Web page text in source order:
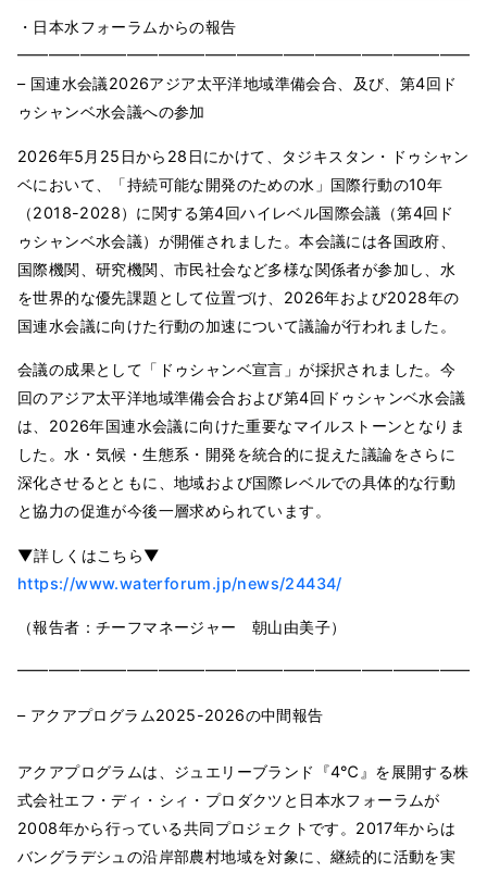
・日本水フォーラムからの報告
– 国連水会議2026アジア太平洋地域準備会合、及び、第4回ド
ゥシャンベ水会議への参加
2026年5月25日から28日にかけて、タジキスタン・ドゥシャン
ベにおいて、「持続可能な開発のための水」国際行動の10年
（2018-2028）に関する第4回ハイレベル国際会議（第4回ド
ゥシャンベ水会議）が開催されました。本会議には各国政府、
国際機関、研究機関、市民社会など多様な関係者が参加し、水
を世界的な優先課題として位置づけ、2026年および2028年の
国連水会議に向けた行動の加速について議論が行われました。
会議の成果として「ドゥシャンベ宣言」が採択されました。今
回のアジア太平洋地域準備会合および第4回ドゥシャンベ水会議
は、2026年国連水会議に向けた重要なマイルストーンとなりま
した。水・気候・生態系・開発を統合的に捉えた議論をさらに
深化させるとともに、地域および国際レベルでの具体的な行動
と協力の促進が今後一層求められています。
▼詳しくはこちら▼
https://www.waterforum.jp/news/24434/
（報告者：チーフマネージャー 朝山由美子）
– アクアプログラム2025-2026の中間報告
アクアプログラムは、ジュエリーブランド『4℃』を展開する株
式会社エフ・ディ・シィ・プロダクツと日本水フォーラムが
2008年から行っている共同プロジェクトです。2017年からは
バングラデシュの沿岸部農村地域を対象に、継続的に活動を実